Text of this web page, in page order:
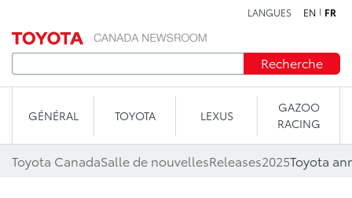
LANGUES EN FR
Recherche
GÉNÉRAL TOYOTA LEXUS
GAZOO
RACING
Toyota CanadaSalle de nouvellesReleases2025